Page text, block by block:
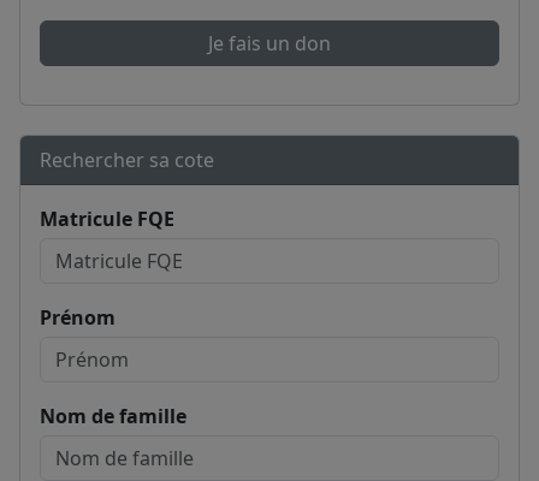
Je fais un don
Rechercher sa cote
Matricule FQE
Prénom
Nom de famille